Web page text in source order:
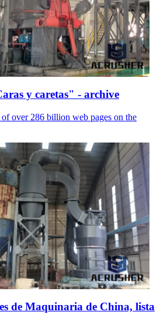
y caretas" - archive
of over 286 billion web pages on the
de Maquinaria de China, lista